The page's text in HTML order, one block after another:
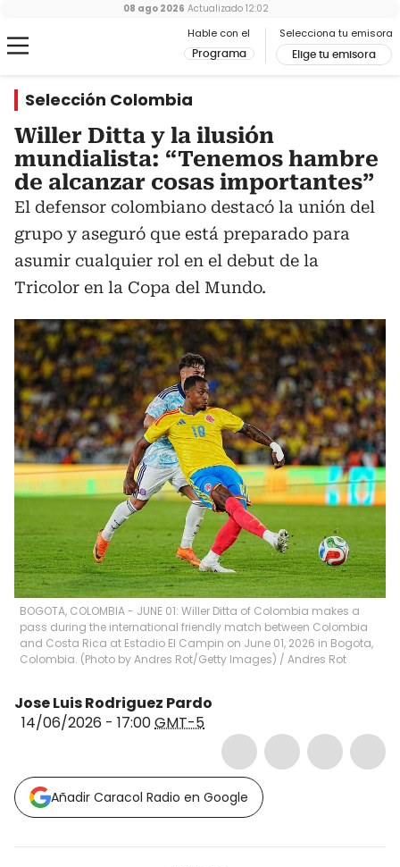
Hable con el
Programa
Selecciona tu emisora
Elige tu emisora
08 ago 2026 Actualizado 12:02
Selección Colombia
Willer Ditta y la ilusión
mundialista: “Tenemos hambre
de alcanzar cosas importantes”
El defensor colombiano destacó la unión del
grupo y aseguró que está preparado para
asumir cualquier rol en el debut de la
Tricolor en la Copa del Mundo.
BOGOTA, COLOMBIA - JUNE 01: Willer Ditta of Colombia makes a
pass during the international friendly match between Colombia
and Costa Rica at Estadio El Campin on June 01, 2026 in Bogota,
Colombia. (Photo by Andres Rot/Getty Images) / Andres Rot
Jose Luis Rodriguez Pardo
14/06/2026 - 17:00GMT-5
Añadir Caracol Radio en Google